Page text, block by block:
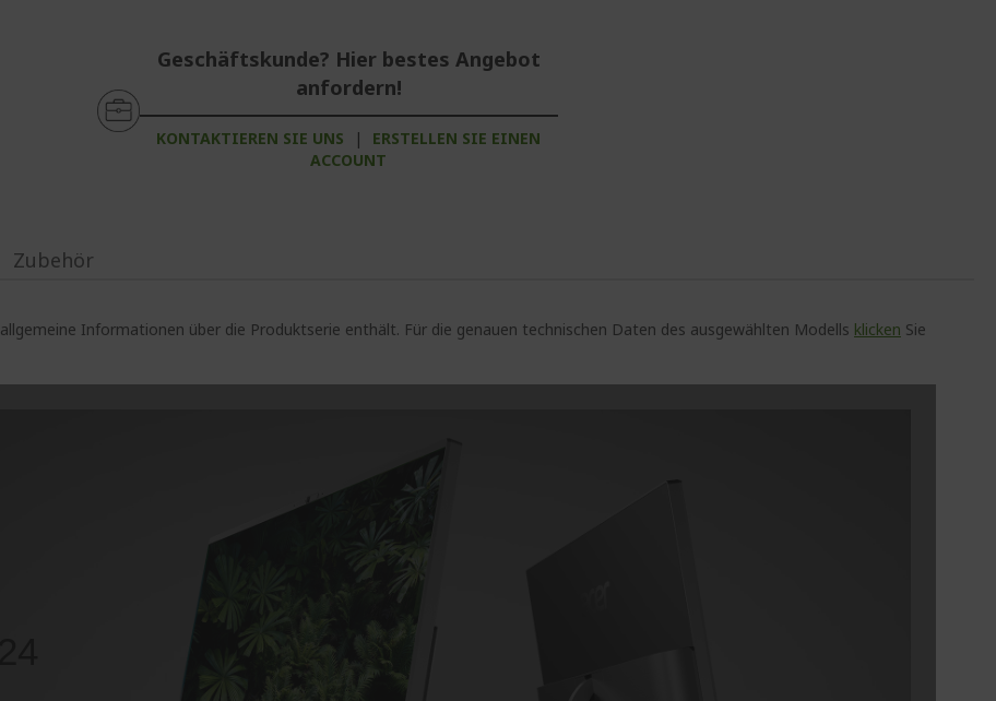
Geschäftskunde? Hier bestes Angebot
anfordern!
KONTAKTIEREN SIE UNS |
ERSTELLEN SIE EINEN
ACCOUNT
allgemeine Informationen über die Produktserie enthält. Für die genauen technischen Daten des ausgewählten Modells klicken Sie
Zubehör